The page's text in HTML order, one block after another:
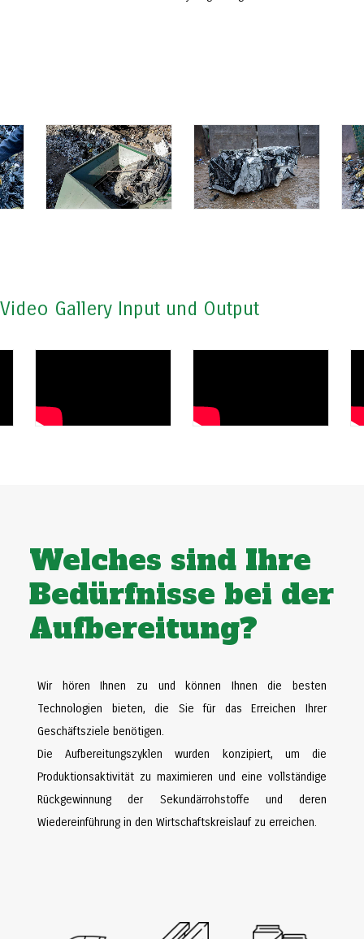
Video Gallery Input und Output
Welches sind Ihre
Bedürfnisse bei der
Aufbereitung?
Wir hören Ihnen zu und können Ihnen die besten
Technologien bieten, die Sie für das Erreichen Ihrer
Geschäftsziele benötigen.
Die Aufbereitungszyklen wurden konzipiert, um die
Produktionsaktivität zu maximieren und eine vollständige
Rückgewinnung der Sekundärrohstoffe und deren
Wiedereinführung in den Wirtschaftskreislauf zu erreichen.